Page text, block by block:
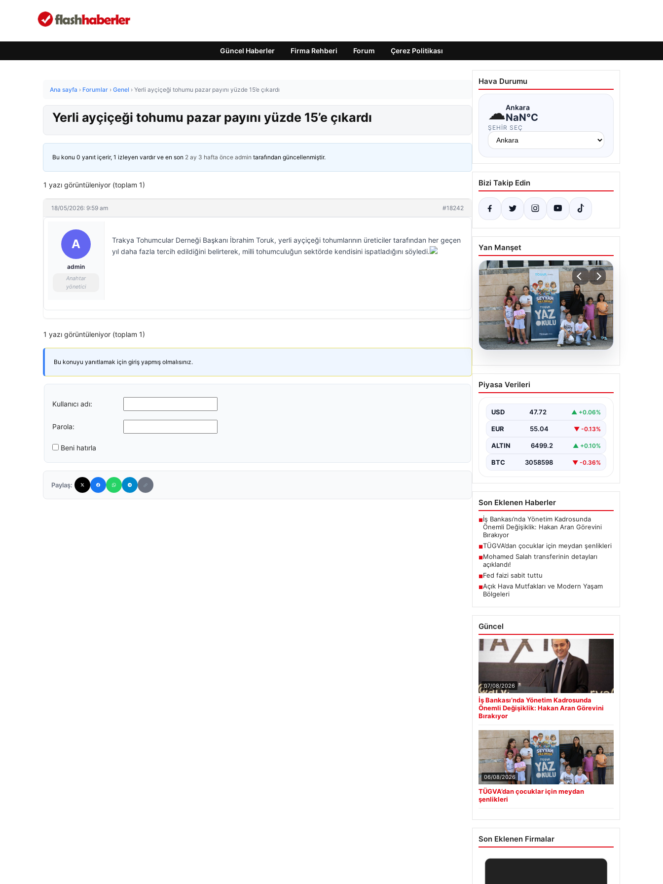
Güncel Haberler Firma Rehberi Forum Çerez Politikası
Ana sayfa › Forumlar › Genel › Yerli ayçiçeği tohumu pazar payını yüzde 15’e çıkardı
Yerli ayçiçeği tohumu pazar payını yüzde 15’e çıkardı
Bu konu 0 yanıt içerir, 1 izleyen vardır ve en son 2 ay 3 hafta önce admin tarafından güncellenmiştir.
1 yazı görüntüleniyor (toplam 1)
18/05/2026: 9:59 am #18242
A
admin
Anahtar
yönetici
Trakya Tohumcular Derneği Başkanı İbrahim Toruk, yerli ayçiçeği tohumlarının üreticiler tarafından her geçen
yıl daha fazla tercih edildiğini belirterek, milli tohumculuğun sektörde kendisini ispatladığını söyledi.
1 yazı görüntüleniyor (toplam 1)
Bu konuyu yanıtlamak için giriş yapmış olmalısınız.
Kullanıcı adı:
Parola:
Beni hatırla
Paylaş:
Hava Durumu
☁Ankara
NaN°C
ŞEHIR SEÇ
Bizi Takip Edin
Yan Manşet
06.08.2026
TÜGVA’dan çocuklar için
meydan şenlikleri
Piyasa Verileri
USD 47.72 ▲ +0.06%
EUR 55.04 ▼ -0.13%
ALTIN 6499.2 ▲ +0.10%
BTC 3058598 ▼ -0.36%
Son Eklenen Haberler
■İş Bankası’nda Yönetim Kadrosunda
Önemli Değişiklik: Hakan Aran Görevini
Bırakıyor
■TÜGVA’dan çocuklar için meydan şenlikleri
■Mohamed Salah transferinin detayları
açıklandı!
■Fed faizi sabit tuttu
■Açık Hava Mutfakları ve Modern Yaşam
Bölgeleri
Güncel
07/08/2026
İş Bankası’nda Yönetim Kadrosunda
Önemli Değişiklik: Hakan Aran Görevini
Bırakıyor
06/08/2026
TÜGVA’dan çocuklar için meydan
şenlikleri
Son Eklenen Firmalar